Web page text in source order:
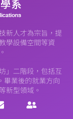
新人才為宗旨，提
學設備空間等資
」二階段，包括互
畢業後的就業方向
新型領域。